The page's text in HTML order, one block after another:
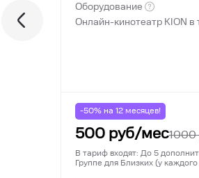
Оборудование
Онлайн-кинотеатр KION в
-50% на 12 месяцев!
500 руб/мес1000
В тариф входят: До 5
Группе для Близких (у